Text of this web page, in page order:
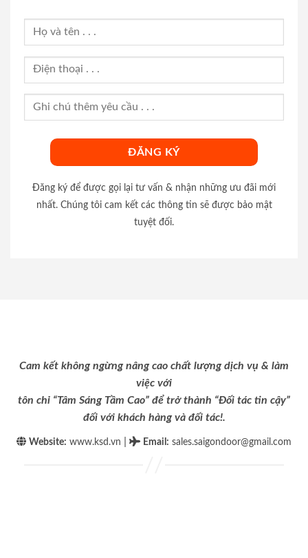
Đăng ký để được gọi lại tư vấn & nhận những ưu đãi mới
nhất. Chúng tôi cam kết các thông tin sẽ được bảo mật
tuyệt đối.
Cam kết không ngừng nâng cao chất lượng dịch vụ & làm
việc với
tôn chỉ “Tâm Sáng Tầm Cao” để trở thành “Đối tác tin cậy”
đối với khách hàng và đối tác!.
Website: www.ksd.vn Email : sales.saigondoor@gmail.com